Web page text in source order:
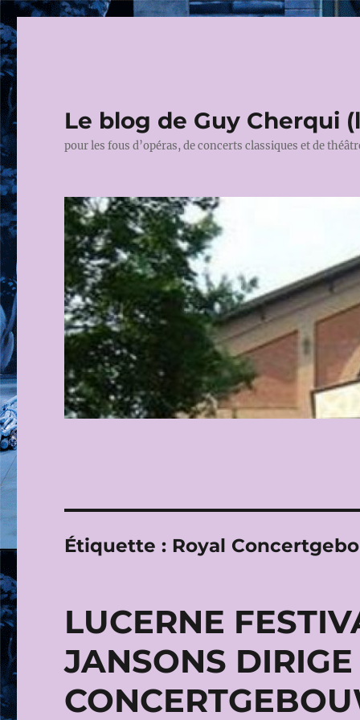
Le blog de Guy Cherqui
pour les fous d’opéras, de concerts classiques et de
Étiquette : Royal
LUCERNE
JANSONS DIRIGE